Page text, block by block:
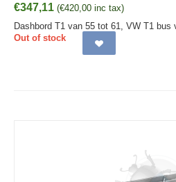
€347,11 (€420,00 inc tax)
Dashbord T1 van 55 tot 61, VW T1 bus
Out of stock